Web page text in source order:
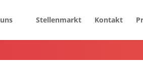
Stellenmarkt Kontakt